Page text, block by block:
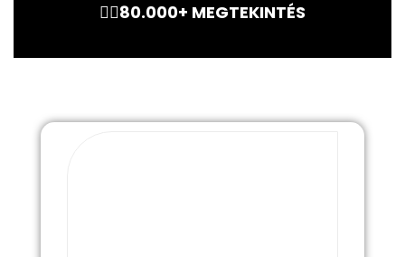
🏃‍♂️80.000+ MEGTEKINTÉS